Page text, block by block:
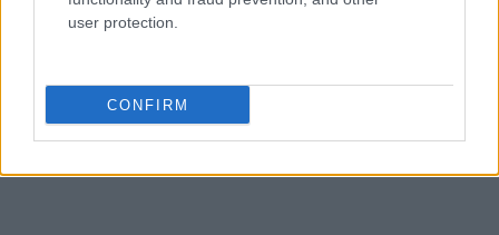
user protection.
CONFIRM